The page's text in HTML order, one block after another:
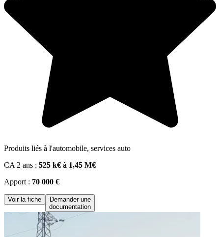
Produits liés à l'automobile, services auto
CA 2 ans : 525 k€ à 1,45 M€
Apport : 70 000 €
Voir la fiche
Demander une
documentation